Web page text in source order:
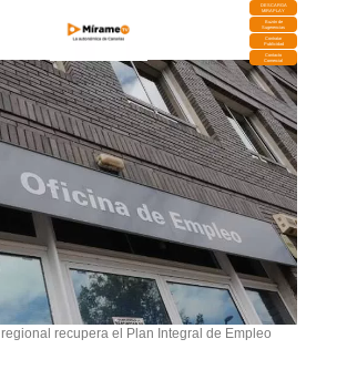
DESCARGA
MIRAPLAY
Buzón de
Sugerencias
Contratar
Publicidad
Contacto
Comercial
recupera el Plan Integral de Empleo